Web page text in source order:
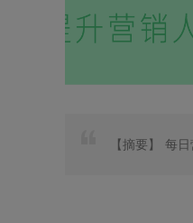
【摘要】 每